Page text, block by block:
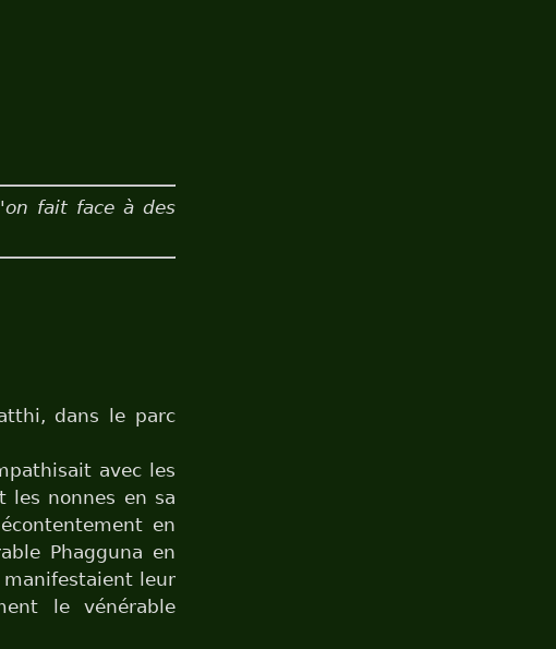
fait face à des
dans le parc
avec les
les nonnes en sa
en
Phagguna en
manifestaient leur
le vénérable